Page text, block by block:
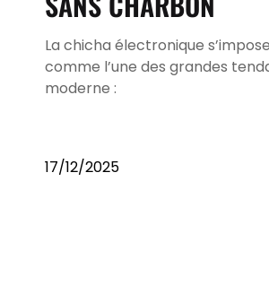
La chicha électronique
comme l’une des grandes
moderne :
17/12/2025